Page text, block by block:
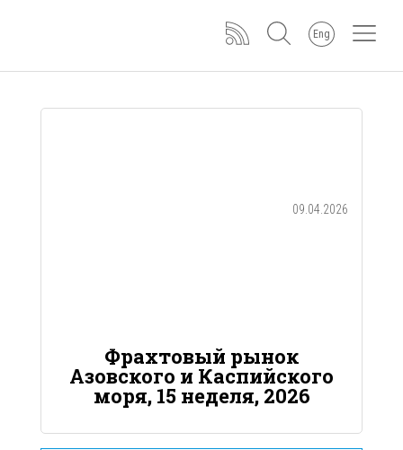
Eng
09.04.2026
Фрахтовый рынок
Азовского и Каспийского
моря, 15 неделя, 2026